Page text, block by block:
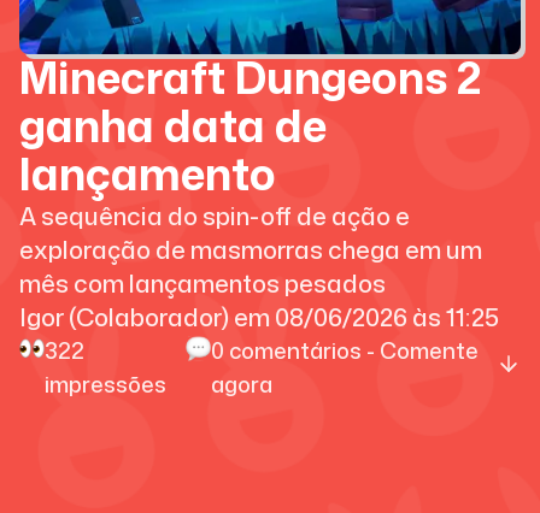
Minecraft Dungeons 2
ganha data de
lançamento
A sequência do spin-off de ação e
exploração de masmorras chega em um
mês com lançamentos pesados
Igor (Colaborador) em 08/06/2026 às11:25
322
impressões
0 comentários - Comente
agora